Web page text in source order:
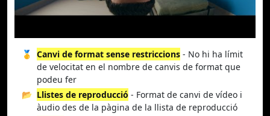
🥇 Canvi de format sense restriccions - No hi ha límit
de velocitat en el nombre de canvis de format que
podeu fer
📂 Llistes de reproducció - Format de canvi de vídeo i
àudio des de la pàgina de la llista de reproducció